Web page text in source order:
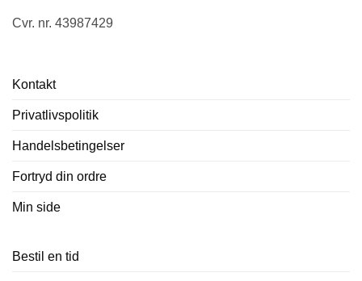
Cvr. nr. 43987429
Kontakt
Privatlivspolitik
Handelsbetingelser
Fortryd din ordre
Min side
Bestil en tid